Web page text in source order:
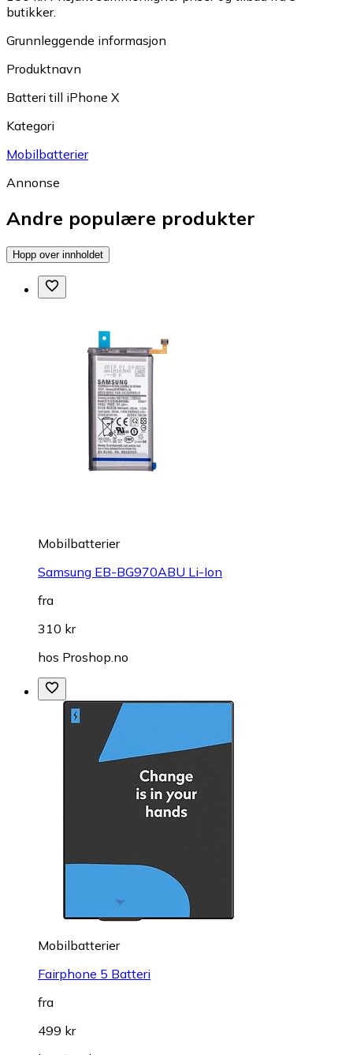
butikker.
Grunnleggende informasjon
Produktnavn
Batteri till iPhone X
Kategori
Mobilbatterier
Annonse
Andre populære produkter
Hopp over innholdet
Mobilbatterier
Samsung EB-BG970ABU Li-Ion
fra
310 kr
hos Proshop.no
Mobilbatterier
Fairphone 5 Batteri
fra
499 kr